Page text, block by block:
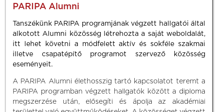
PARIPA Alumni
Tanszékünk PARIPA programjának végzett hallgatói által
alkotott Alumni közösség létrehozta a saját weboldalát,
itt lehet követni a módfelett aktív és sokféle szakmai
illetve csapatépítő programot szervező közösség
eseményeit.
A PARIPA Alumni élethosszig tartó kapcsolatot teremt a
PARIPA programban végzett hallgatók között a diploma
megszerzése után, elősegíti és ápolja az akadémiai